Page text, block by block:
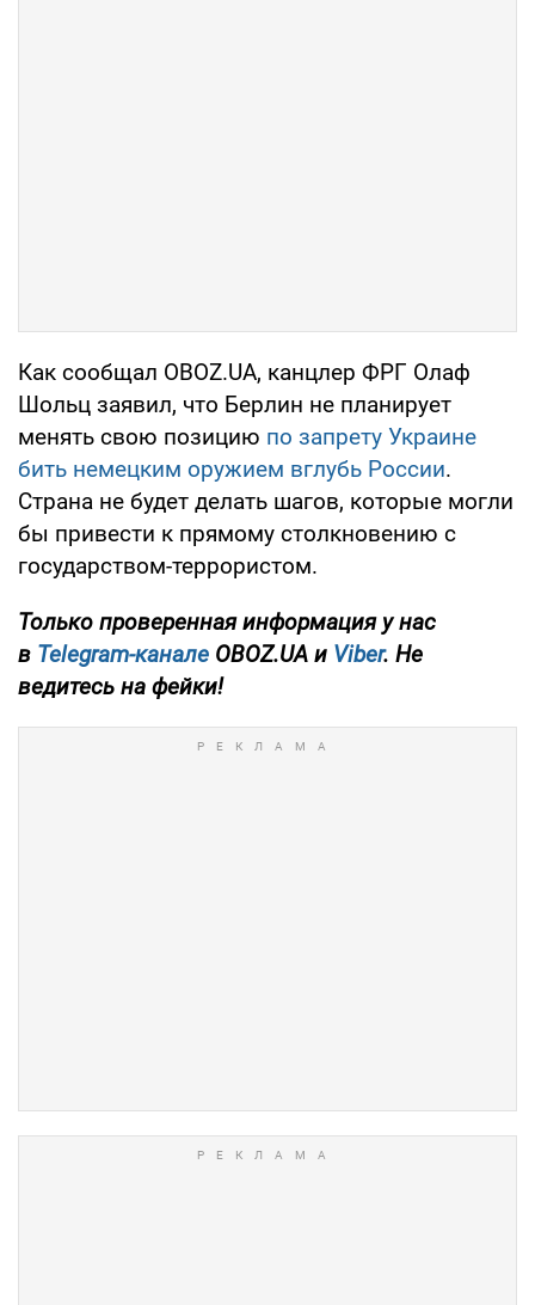
Как сообщал OBOZ.UA, канцлер ФРГ Олаф
Шольц заявил, что Берлин не планирует
менять свою позицию по запрету Украине
бить немецким оружием вглубь России.
Страна не будет делать шагов, которые могли
бы привести к прямому столкновению с
государством-террористом.
Только проверенная информация у нас
в Telegram-канале OBOZ.UA и Viber. Не
ведитесь на фейки!